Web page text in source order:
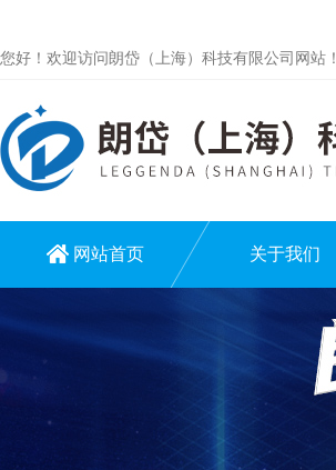
您好！欢迎访问朗岱（上海）科技有限公司网站！
网站首页 关于我们